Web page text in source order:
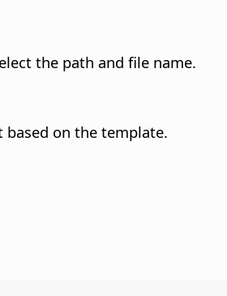
the path and file name.
based on the template.